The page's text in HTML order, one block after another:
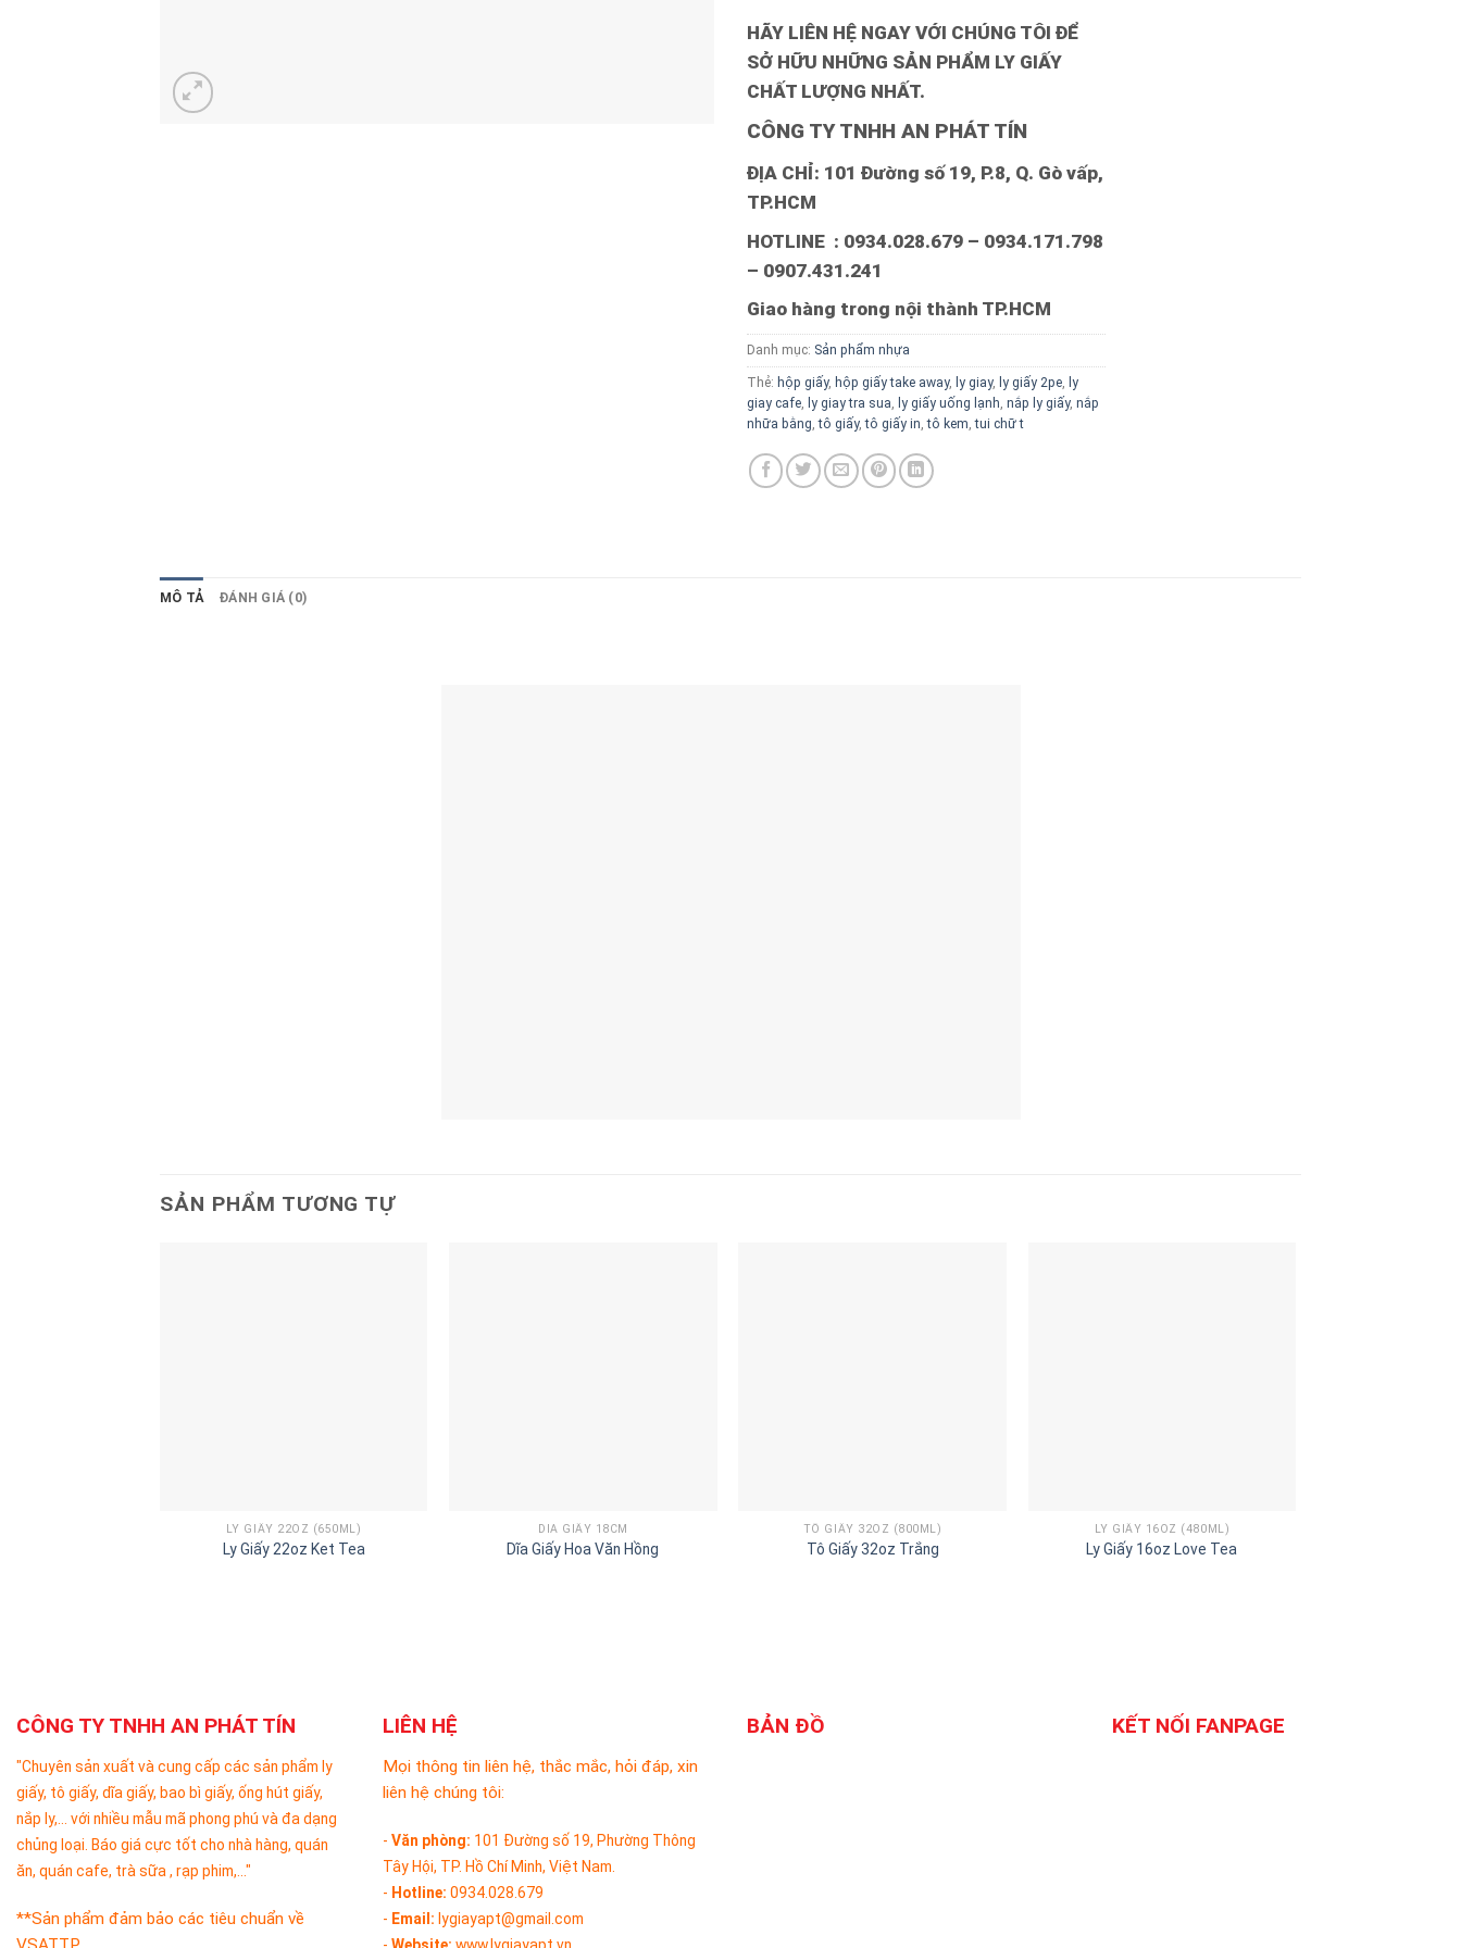
HÃY LIÊN HỆ NGAY VỚI CHÚNG TÔI ĐỂ
SỞ HỮU NHỮNG SẢN PHẨM LY GIẤY
CHẤT LƯỢNG NHẤT.
CÔNG TY TNHH AN PHÁT TÍN
ĐỊA CHỈ: 101 Đường số 19, P.8, Q. Gò vấp,
TP.HCM
HOTLINE : 0934.028.679 – 0934.171.798
– 0907.431.241
Giao hàng trong nội thành TP.HCM
Danh mục: Sản phẩm nhựa
Thẻ: hộp giấy, hộp giấy take away, ly giay, ly giấy 2pe, ly
giay cafe, ly giay tra sua, ly giấy uống lạnh, nắp ly giấy, nắp
nhữa bằng,tô giấy,tô giấy in,tô kem,tui chữ t
MÔ TẢ ĐÁNH GIÁ (0)
SẢN PHẨM TƯƠNG TỰ
LY GIẤY 22OZ (650ML)
Ly Giấy 22oz Ket Tea
DĨA GIẤY 18CM
Dĩa Giấy Hoa Văn Hồng
TÔ GIẤY 32OZ (800ML)
Tô Giấy 32oz Trắng
LY GIẤY 16OZ (480ML)
Ly Giấy 16oz Love Tea
CÔNG TY TNHH AN PHÁT TÍN
"Chuyên sản xuất và cung cấp các sản phẩm ly
giấy, tô giấy, dĩa giấy, bao bì giấy, ống hút giấy,
nắp ly,... với nhiều mẫu mã phong phú và đa dạng
chủng loại. Báo giá cực tốt cho nhà hàng, quán
ăn, quán cafe, trà sữa , rạp phim,..."
**Sản phẩm đảm bảo các tiêu chuẩn về
LIÊN HỆ
Mọi thông tin liên hệ, thắc mắc, hỏi đáp, xin
liên hệ chúng tôi:
- Văn phòng: 101 Đường số 19, Phường Thông
Tây Hội, TP. Hồ Chí Minh, Việt Nam.
- Hotline: 0934.028.679
- Email: lygiayapt@gmail.com
BẢN ĐỒ KẾT NỐI FANPAGE